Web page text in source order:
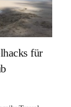
für